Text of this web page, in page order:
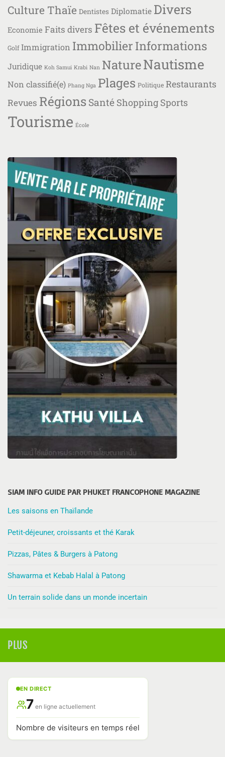
Culture Thaïe Dentistes Diplomatie Divers
Economie Faits divers Fêtes et événements
Golf Immigration Immobilier Informations
Juridique Koh Samui Krabi Nan NatureNautisme
Non classifié(e) Phang Nga Plages Politique Restaurants
Revues Régions Santé Shopping Sports
Tourisme École
SIAM INFO GUIDE PAR PHUKET FRANCOPHONE MAGAZINE
Les saisons en Thaïlande
Petit-déjeuner, croissants et thé Karak
Pizzas, Pâtes & Burgers à Patong
Shawarma et Kebab Halal à Patong
Un terrain solide dans un monde incertain
PLUS
EN DIRECT
7 en ligne actuellement
Nombre de visiteurs en temps réel